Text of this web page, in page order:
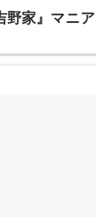
野家』マニ